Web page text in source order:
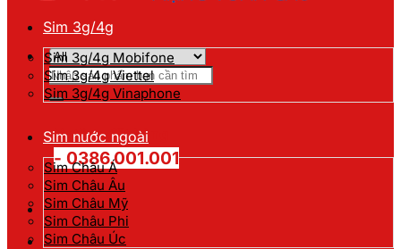
Tìm
kiếm:
Hotline đặt hàng
- 0386.001.001
Sim 3g/4g
Sim 3g/4g Mobifone
Sim 3g/4g Viettel
Sim 3g/4g Vinaphone
Sim nước ngoài
Sim Châu Á
Sim Châu Âu
Sim Châu Mỹ
Sim Châu Phi
Sim Châu Úc